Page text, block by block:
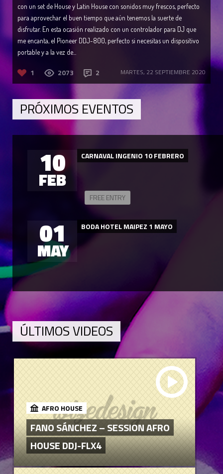
con un set de House y Latin House con sonidos muy frescos, perfecto
para aprovechar el buen tiempo que aún tenemos la suerte de
disfrutar. En esta ocasión realizado con un controlador para DJ que
me encanta, el Pioneer DDJ-800, perfecto si necesitas un dispositivo
portable y a la vez de...
1 2073 2 MARTES, 22 SEPTIEMBRE 2020
PRÓXIMOS EVENTOS
10
FEB
CARNAVAL INGENIO 10 FEBRERO
FREE ENTRY
01
MAY
BODA HOTEL MAIPEZ 1 MAYO
ÚLTIMOS VIDEOS
AFRO HOUSE
FANO SÁNCHEZ – SESSION AFRO
HOUSE DDJ-FLX4